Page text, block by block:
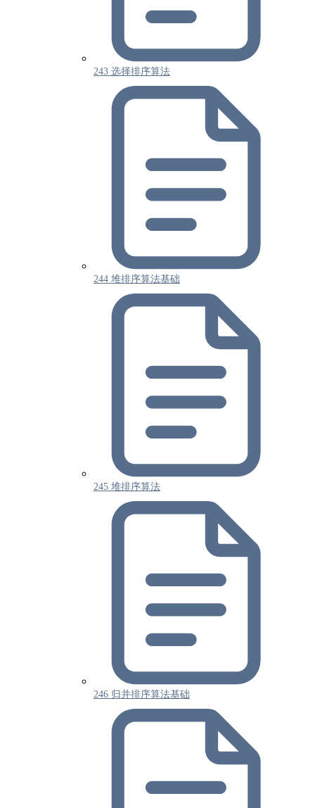
243 选择排序算法
244 堆排序算法基础
245 堆排序算法
246 归并排序算法基础